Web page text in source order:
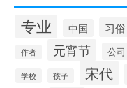
专业 中国 习俗
作者 元宵节 公司
学校 孩子 宋代